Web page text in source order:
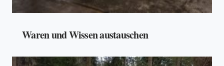
Waren und Wissen austauschen